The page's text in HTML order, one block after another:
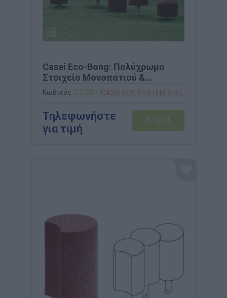
Casei Eco-Bong: Πολύχρωμο
Στοιχείο Μονοπατιού &
Ισορροπίας από Ανακυκλωμένο
Καουτσούκ (CESB1)
Κωδικός: CESB1 CASEI ECO SYSTEM S.R.L.
Τηλεφωνήστε
για τιμή